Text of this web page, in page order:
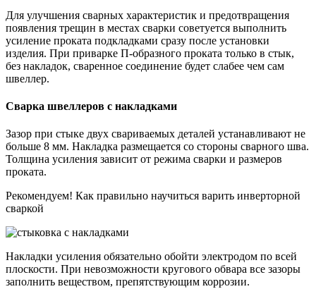
Для улучшения сварных характеристик и предотвращения
появления трещин в местах сварки советуется выполнить
усиление проката подкладками сразу после установки
изделия. При приварке П-образного проката только в стык,
без накладок, сваренное соединение будет слабее чем сам
швеллер.
Сварка швеллеров с накладками
Зазор при стыке двух свариваемых деталей устанавливают не
больше 8 мм. Накладка размещается со стороны сварного шва.
Толщина усиления зависит от режима сварки и размеров
проката.
Рекомендуем! Как правильно научиться варить инверторной
сваркой
Накладки усиления обязательно обойти электродом по всей
плоскости. При невозможности кругового обвара все зазоры
заполнить веществом, препятствующим коррозии.